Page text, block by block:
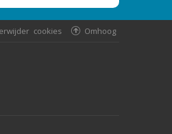
Omhoog
cookies